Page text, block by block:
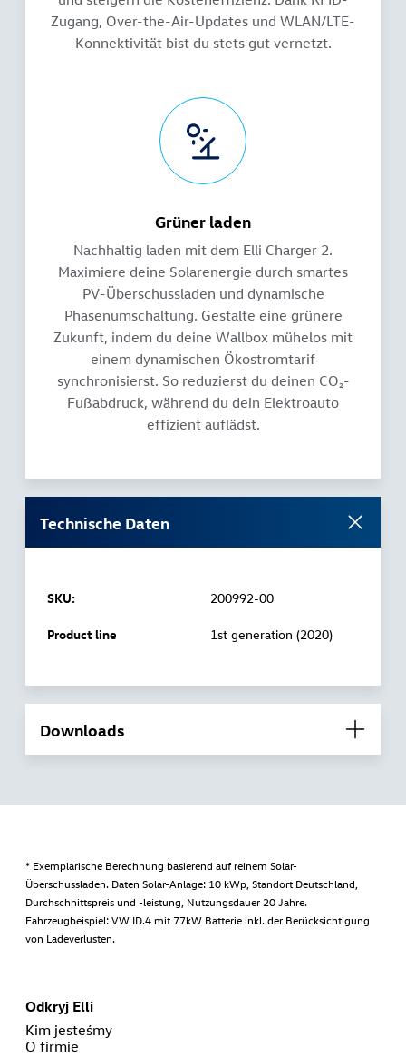
Zugang, Over-the-Air-Updates und WLAN/LTE-
Konnektivität bist du stets gut vernetzt.
Grüner laden
Nachhaltig laden mit dem Elli Charger 2.
Maximiere deine Solarenergie durch smartes
PV-Überschussladen und dynamische
Phasenumschaltung. Gestalte eine grünere
Zukunft, indem du deine Wallbox mühelos mit
einem dynamischen Ökostromtarif
synchronisierst. So reduzierst du deinen CO₂-
Fußabdruck, während du dein Elektroauto
effizient auflädst.
Technische Daten
SKU: 200992-00
Product line 1st generation (2020)
Downloads
* Exemplarische Berechnung basierend auf reinem Solar-
Überschussladen. Daten Solar-Anlage: 10 kWp, Standort Deutschland,
Durchschnittspreis und -leistung, Nutzungsdauer 20 Jahre.
Fahrzeugbeispiel: VW ID.4 mit 77kW Batterie inkl. der Berücksichtigung
von Ladeverlusten.
Odkryj Elli
Kim jesteśmy
O firmie